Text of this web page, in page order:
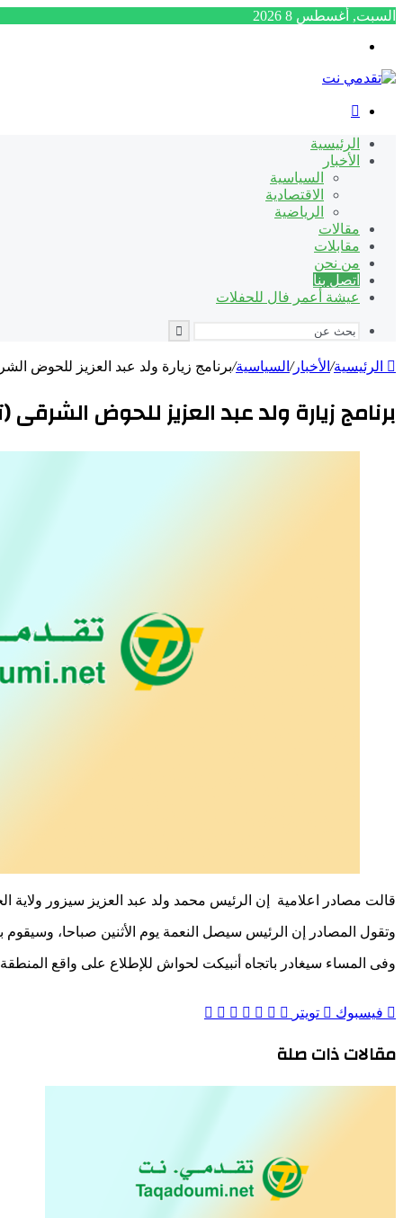
السبت, أغسطس 8 2026
القائمة
الرئيسية
الأخبار
السياسية
الاقتصادية
الرياضية
مقالات
مقابلات
من نحن
اتصل بنا
عيشة أعمر فال للحفلات
بحث
عن
الرئيسية/ الأخبار/ السياسية/برنامج زيارة ولد عبد العزيز للحوض
برنامج زيارة ولد عبد العزيز للحوض
قالت مصادر اعلامية إن الرئيس محمد ولد عبد العزيز سيزور
وتقول المصادر إن الرئيس سيصل النعمة يوم الأثنين صباحا،
وفى المساء سيغادر باتجاه أنبيكت لحواش للإطلاع على واقع
فيسبوك تويتر لينكدإن
بينتيريستمشاركة
البريدمقالات ذات صلة